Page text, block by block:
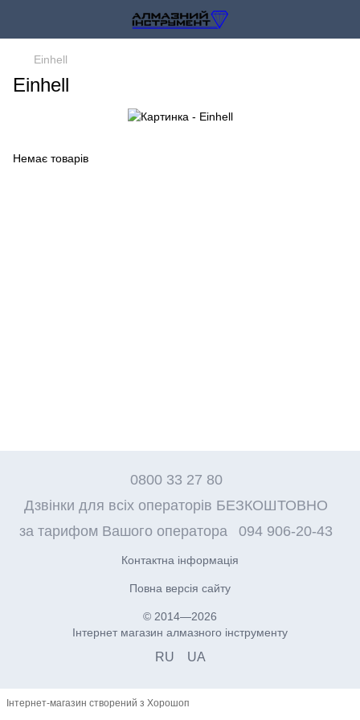
Einhell
Einhell
Немає товарів
0800 33 27 80
Дзвінки для всіх операторів БЕЗКОШТОВНО
за тарифом Вашого оператора
094 906-20-43
Контактна інформація
Повна версія сайту
© 2014—2026
Інтернет магазин алмазного інструменту
RU UA
Інтернет-магазин створений з Хорошоп